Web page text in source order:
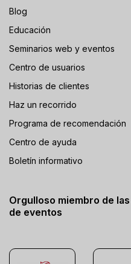
Blog
Educación
Seminarios web y eventos
Centro de usuarios
Historias de clientes
Haz un recorrido
Programa de recomendación
Centro de ayuda
Boletín informativo
Orgulloso miembro de
de eventos